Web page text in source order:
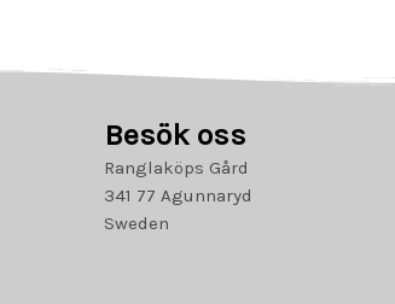
Besök oss
Ranglaköps Gård
341 77 Agunnaryd
Sweden